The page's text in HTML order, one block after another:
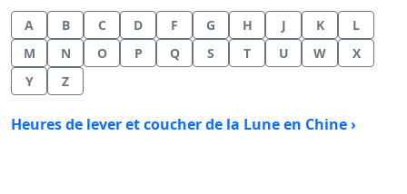
A B C D F G H J K
L
M
N O P Q S T U W
X
Y
Z
Heures de lever et coucher de la Lune en Chine ›